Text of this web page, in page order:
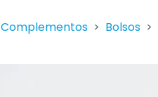
Complementos Bolsos